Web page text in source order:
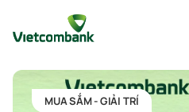
MUA SẮM - GIẢI TRÍ